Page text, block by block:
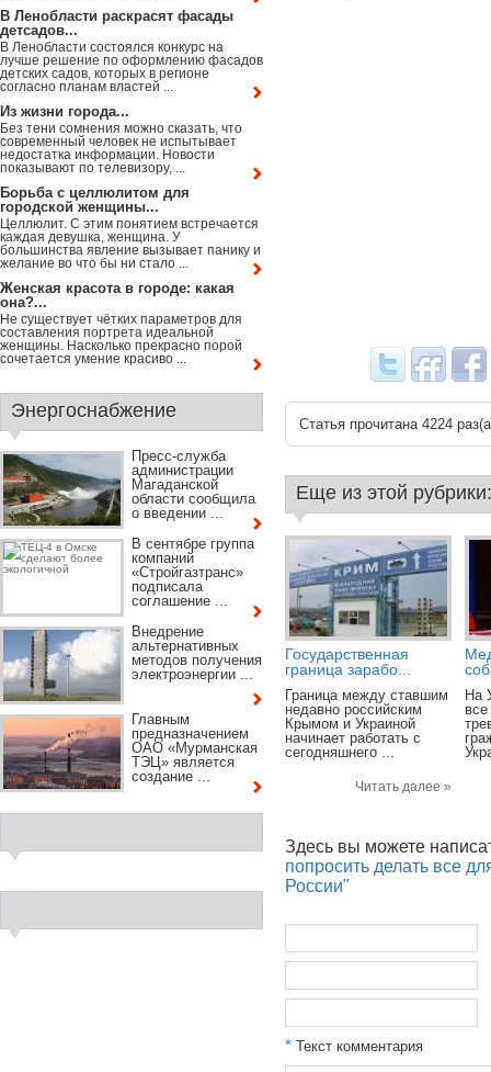
Статья прочитана 4224
Еще из этой рубрики:
Государственная
граница зарабо...
Граница между ставшим
недавно российским
Крымом и Украиной
начинает работать с
сегодняшнего ...
Читать далее »
На
Здесь вы можете
попросить делать все
России"
* Текст комментария
В Ленобласти раскрасят фасады
детсадов...
В Ленобласти состоялся конкурс на
лучше решение по оформлению фасадов
детских садов, которых в регионе
согласно планам властей ...
Из жизни города...
Без тени сомнения можно сказать, что
современный человек не испытывает
недостатка информации. Новости
показывают по телевизору, ...
Борьба с целлюлитом для
городской женщины...
Целлюлит. С этим понятием встречается
каждая девушка, женщина. У
большинства явление вызывает панику и
желание во что бы ни стало ...
Женская красота в городе: какая
она?...
Не существует чётких параметров для
составления портрета идеальной
женщины. Насколько прекрасно порой
сочетается умение красиво ...
Энергоснабжение
Пресс-служба
администрации
Магаданской
области сообщила
о введении ...
В сентябре группа
компаний
«Стройгазтранс»
подписала
соглашение ...
Внедрение
альтернативных
методов получения
электроэнергии ...
Главным
предназначением
ОАО «Мурманская
ТЭЦ» является
создание ...